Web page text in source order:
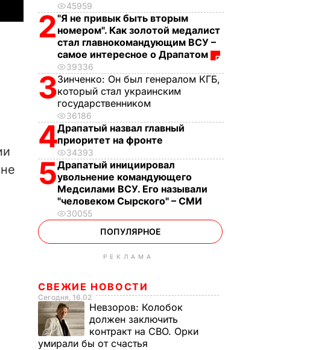
45959
2"Я не привык быть вторым
номером". Как золотой медалист
стал главнокомандующим ВСУ –
самое интересное о Драпатом
39336
3Зинченко: Он был генералом КГБ,
который стал украинским
государственником
36186
4Драпатый назвал главный
приоритет на фронте
34393
5Драпатый инициировал
увольнение командующего
Медсилами ВСУ. Его называли
"человеком Сырского" – СМИ
30055
ПОПУЛЯРНОЕ
РЕКЛАМА
СВЕЖИЕ НОВОСТИ
Сегодня, 16.02
Невзоров: Колобок
должен заключить
контракт на СВО. Орки
умирали бы от счастья